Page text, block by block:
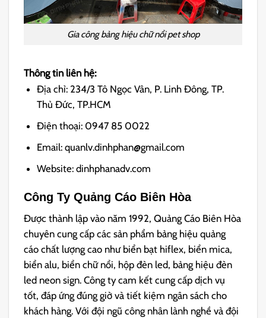
Gia công bảng hiệu chữ nổi pet shop
Thông tin liên hệ:
Địa chỉ: 234/3 Tô Ngọc Vân, P. Linh Đông, TP.
Thủ Đức, TP.HCM
Điện thoại: 0947 85 0022
Email: quanlv.dinhphan@gmail.com
Website: dinhphanadv.com
Công Ty Quảng Cáo Biên Hòa
Được thành lập vào năm 1992, Quảng Cáo Biên Hòa
chuyên cung cấp các sản phẩm bảng hiệu quảng
cáo chất lượng cao như biển bạt hiflex, biển mica,
biển alu, biển chữ nổi, hộp đèn led, bảng hiệu đèn
led neon sign. Công ty cam kết cung cấp dịch vụ
tốt, đáp ứng đúng giờ và tiết kiệm ngân sách cho
khách hàng. Với đội ngũ công nhân lành nghề và đội